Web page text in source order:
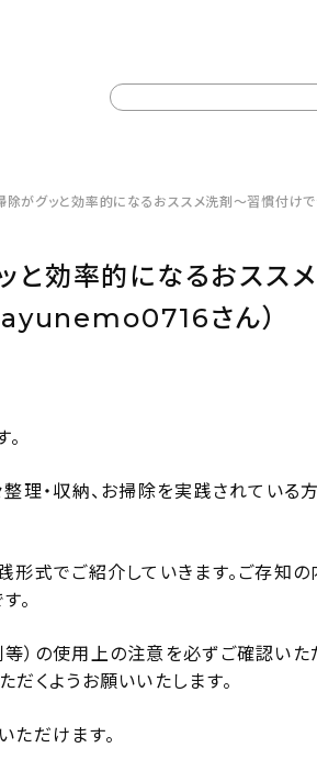
カテゴリー一覧カテゴリー一覧
除がグッと効率的になるおススメ洗剤～習慣付け
と効率的になるおスス
ayunemo0716さん）
理・収納、お掃除を実践されている
形式でご紹介していきます。ご存知
。
）の使用上の注意を必ずご確認いた
くようお願いいたします。
ただけます。